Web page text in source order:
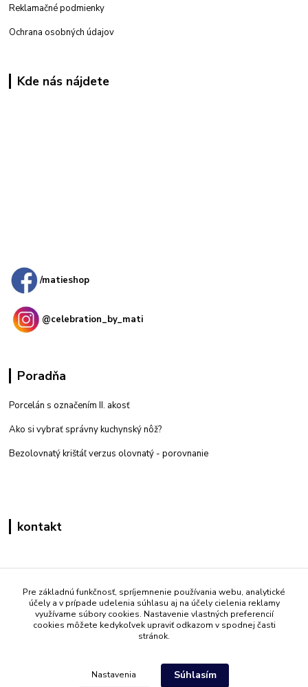
Reklamačné podmienky
Ochrana osobných údajov
Kde nás nájdete
/matieshop
@celebration_by_mati
Poradňa
Porcelán s označením II. akosť
Ako si vybrať správny kuchynský nôž?
Bezolovnatý krištáľ verzus olovnatý - porovnanie
kontakt
+421 908 861 051
(Po - Pia 7:30-15:30)
info@mati.sk
Pre základnú funkčnosť, spríjemnenie používania webu, analytické
účely a v prípade udelenia súhlasu aj na účely cielenia reklamy
využívame súbory cookies. Nastavenie vlastných preferencií
cookies môžete kedykoľvek upraviť odkazom v spodnej časti
stránok.
Nastavenia Súhlasím